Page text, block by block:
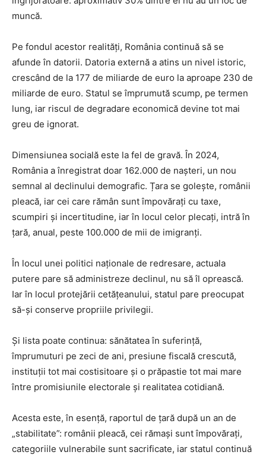
muncă.
Pe fondul acestor realități, România continuă să se
afunde în datorii. Datoria externă a atins un nivel istoric,
crescând de la 177 de miliarde de euro la aproape 230 de
miliarde de euro. Statul se împrumută scump, pe termen
lung, iar riscul de degradare economică devine tot mai
greu de ignorat.
Dimensiunea socială este la fel de gravă. În 2024,
România a înregistrat doar 162.000 de nașteri, un nou
semnal al declinului demografic. Țara se golește, românii
pleacă, iar cei care rămân sunt împovărați cu taxe,
scumpiri și incertitudine, iar în locul celor plecați, intră în
țară, anual, peste 100.000 de mii de imigranți.
În locul unei politici naționale de redresare, actuala
putere pare să administreze declinul, nu să îl oprească.
Iar în locul protejării cetățeanului, statul pare preocupat
să-și conserve propriile privilegii.
Și lista poate continua: sănătatea în suferință,
împrumuturi pe zeci de ani, presiune fiscală crescută,
instituții tot mai costisitoare și o prăpastie tot mai mare
între promisiunile electorale și realitatea cotidiană.
Acesta este, în esență, raportul de țară după un an de
„stabilitate”: românii pleacă, cei rămași sunt împovărați,
categoriile vulnerabile sunt sacrificate, iar statul continuă